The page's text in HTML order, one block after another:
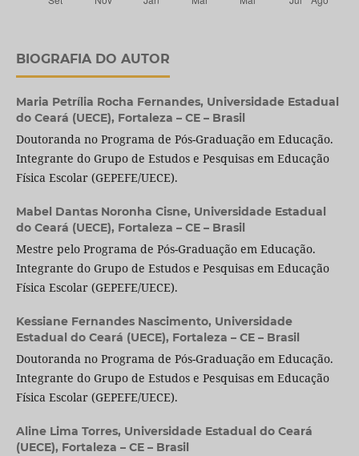
BIOGRAFIA DO AUTOR
Maria Petrília Rocha Fernandes, Universidade Estadual
do Ceará (UECE), Fortaleza – CE – Brasil
Doutoranda no Programa de Pós-Graduação em Educação.
Integrante do Grupo de Estudos e Pesquisas em Educação
Física Escolar (GEPEFE/UECE).
Mabel Dantas Noronha Cisne, Universidade Estadual
do Ceará (UECE), Fortaleza – CE – Brasil
Mestre pelo Programa de Pós-Graduação em Educação.
Integrante do Grupo de Estudos e Pesquisas em Educação
Física Escolar (GEPEFE/UECE).
Kessiane Fernandes Nascimento, Universidade
Estadual do Ceará (UECE), Fortaleza – CE – Brasil
Doutoranda no Programa de Pós-Graduação em Educação.
Integrante do Grupo de Estudos e Pesquisas em Educação
Física Escolar (GEPEFE/UECE).
Aline Lima Torres, Universidade Estadual do Ceará
(UECE), Fortaleza – CE – Brasil